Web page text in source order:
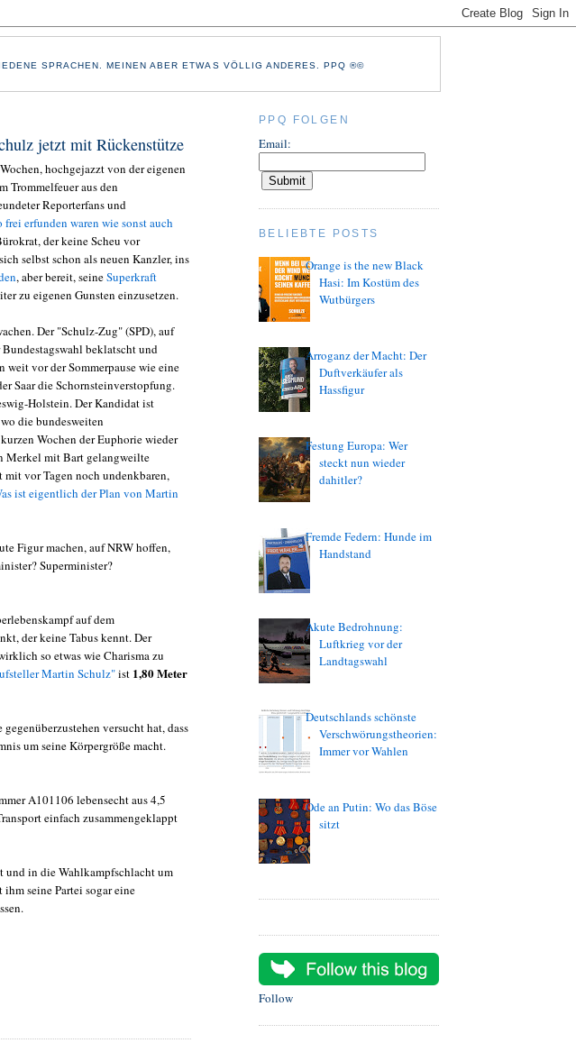
SPRACHEN. MEINEN ABER ETWAS VÖLLIG ANDERES. PPQ ®©
jetzt mit Rückenstütze
hochgejazzt von der eigenen
Trommelfeuer aus den
Reporterfans und
frei erfunden waren wie sonst auch
der keine Scheu vor
selbst schon als neuen Kanzler, ins
, aber bereit, seineSuperkraft
zu eigenen Gunsten einzusetzen.
Der "Schulz-Zug" (SPD), auf
beklatscht und
weit vor der Sommerpause wie eine
Saar die Schornsteinverstopfung.
Holstein. Der Kandidat ist
die bundesweiten
Wochen der Euphorie wieder
Merkel mit Bart gelangweilte
vor Tagen noch undenkbaren,
ist eigentlich der Plan von Martin
Figur machen, auf NRW hoffen,
Superminister?
auf dem
der keine Tabus kennt. Der
so etwas wie Charisma zu
Martin Schulz"ist 1,80 Meter
versucht hat, dass
um seine Körpergröße macht.
A101106 lebensecht aus 4,5
einfach zusammengeklappt
und in die Wahlkampfschlacht um
seine Partei sogar eine
PPQ FOLGEN
Email:
BELIEBTE POSTS
Orange is the new Black
Hasi: Im Kostüm des
Wutbürgers
Arroganz der Macht: Der
Duftverkäufer als
Hassfigur
Festung Europa: Wer
steckt nun wieder
dahitler?
Fremde Federn: Hunde im
Handstand
Akute Bedrohnung:
Luftkrieg vor der
Landtagswahl
Deutschlands schönste
Verschwörungstheorien:
Immer vor Wahlen
Ode an Putin: Wo das Böse
sitzt
Follow